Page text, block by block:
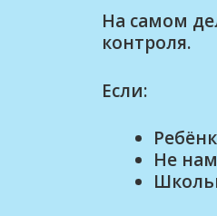
На самом
контроля.
Если:
Не